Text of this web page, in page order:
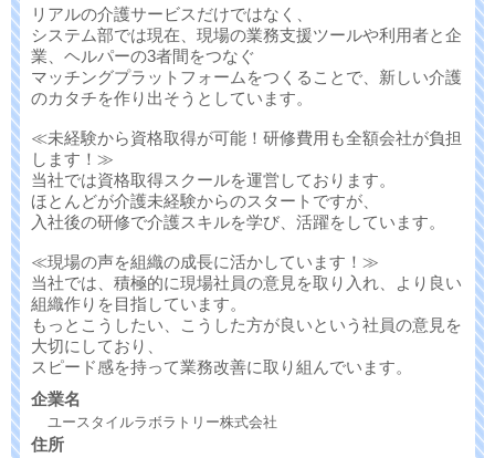
リアルの介護サービスだけではなく、
システム部では現在、現場の業務支援ツールや利用者と企
業、ヘルパーの3者間をつなぐ
マッチングプラットフォームをつくることで、新しい介護
のカタチを作り出そうとしています。
≪未経験から資格取得が可能！研修費用も全額会社が負担
します！≫
当社では資格取得スクールを運営しております。
ほとんどが介護未経験からのスタートですが、
入社後の研修で介護スキルを学び、活躍をしています。
≪現場の声を組織の成長に活かしています！≫
当社では、積極的に現場社員の意見を取り入れ、より良い
組織作りを目指しています。
もっとこうしたい、こうした方が良いという社員の意見を
大切にしており、
スピード感を持って業務改善に取り組んでいます。
企業名
ユースタイルラボラトリー株式会社
住所